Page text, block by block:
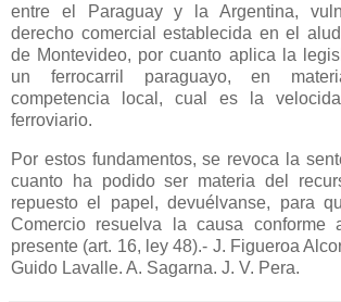
entre el Paraguay y
la Argentina,
derecho comercial establecida en el
de Montevideo, por cuanto aplica la
un ferrocarril paraguayo, en
competencia local, cual es la
ferroviario.
Por estos fundamentos, se revoca la
cuanto ha podido ser materia del
repuesto el papel, devuélvanse, para
Comercio resuelva la causa conforme
presente (art. 16, ley 48).- J. Figueroa
Guido Lavalle. A. Sagarna. J. V. Pera.